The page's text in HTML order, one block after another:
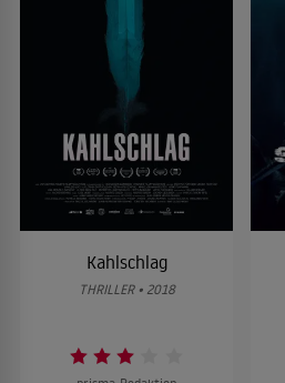
Kahlschlag
THRILLER • 2018